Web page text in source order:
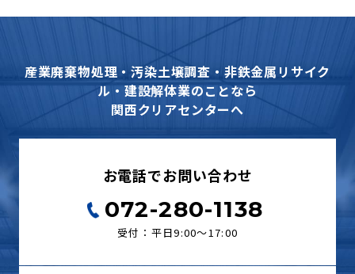
産業廃棄物処理・汚染土壌調査・非鉄金属リサイク
ル・建設解体業のことなら
関西クリアセンターへ
お電話でお問い合わせ
072-280-1138
受付：平日9:00〜17:00